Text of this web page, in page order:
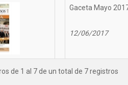
Gaceta Mayo
12/06/2017
de 1 al 7 de un total de 7 registros